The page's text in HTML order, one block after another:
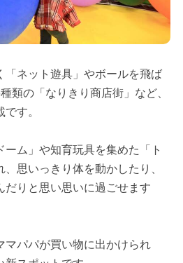
「ネット遊具」やボールを飛ば
類の「なりきり商店街」など、
す。
ーム」や知育玩具を集めた「ト
思いっきり体を動かしたり、
だりと思い思いに過ごせます
マパパが買い物に出かけられ